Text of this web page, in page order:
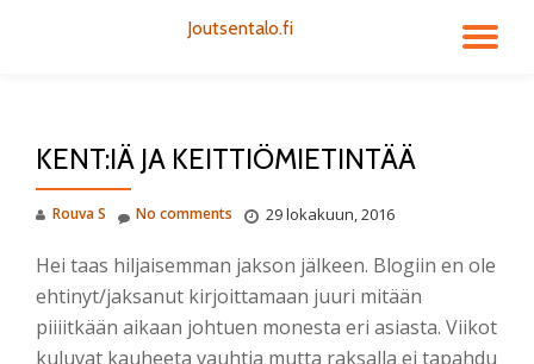
Joutsentalo.fi
KENT:IÄ JA KEITTIÖMIETINTÄÄ
Rouva S 29 lokakuun, 2016
No comments
Hei taas hiljaisemman jakson jälkeen. Blogiin en ole
ehtinyt/jaksanut kirjoittamaan juuri mitään
piiiitkään aikaan johtuen monesta eri asiasta. Viikot
kuluvat kauheeta vauhtia mutta raksalla ei tapahdu